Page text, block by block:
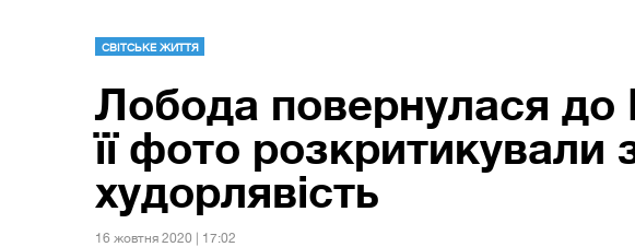
СВІТСЬКЕ ЖИТТЯ
Лобода повернулася до
її фото розкритикували
худорлявість
16 жовтня 2020 | 17:02